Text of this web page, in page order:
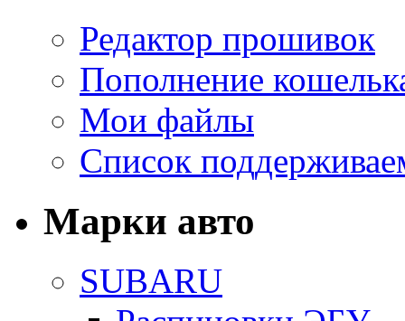
Редактор прошивок
Пополнение
Мои файлы
Список
Марки авто
SUBARU